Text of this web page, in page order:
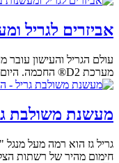
אביזרים לגריל
עולם הגריל והעישון עובר
מערכת D2® החכמה. היום כבר לא מדובר רק על גריל…
מעשנת משולבת
גריל גז הוא רמה מעל
חימום מהיר של רשתות